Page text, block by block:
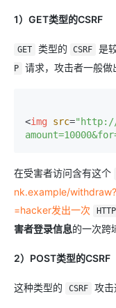
1）GET类型的CSRF
GET 类型的 CSRF 是
P
请求，攻击者一般做
<img src="http://
在受害者访问含有这个
nk.example/
=hacker发出一次
HTTP
害者登录信息的一次跨
2）POST类型的CSRF
这种类型的 CSRF 攻击